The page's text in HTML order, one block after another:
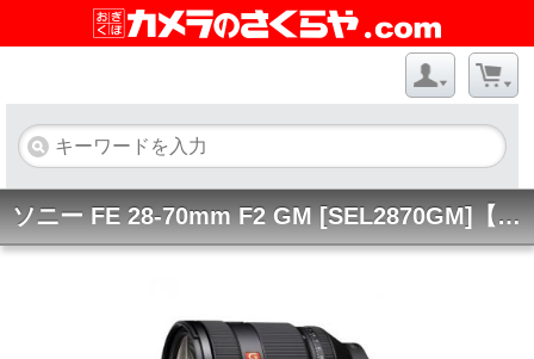
ソニー FE 28-70mm F2 GM [SEL2870GM]【夏特価実施中】